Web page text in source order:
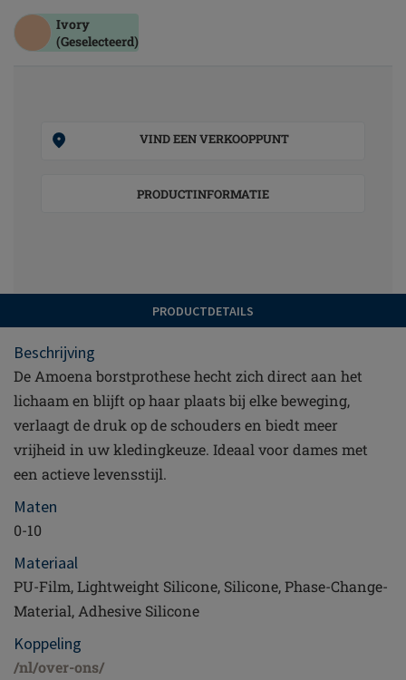
Ivory
(Geselecteerd)
VIND EEN VERKOOPPUNT
PRODUCTINFORMATIE
PRODUCTDETAILS
Beschrijving
De Amoena borstprothese hecht zich direct aan het
lichaam en blijft op haar plaats bij elke beweging,
verlaagt de druk op de schouders en biedt meer
vrijheid in uw kledingkeuze. Ideaal voor dames met
een actieve levensstijl.
Maten
0-10
Materiaal
PU-Film, Lightweight Silicone, Silicone, Phase-Change-
Material, Adhesive Silicone
Koppeling
/nl/over-ons/